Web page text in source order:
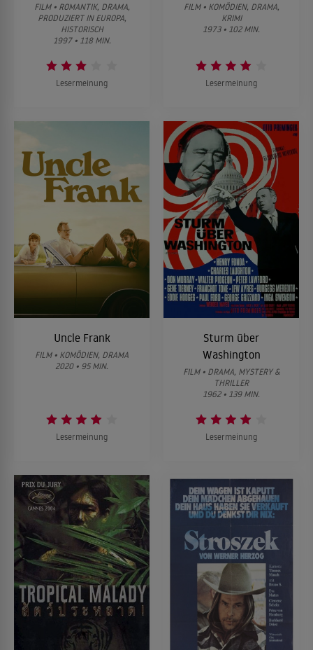
FILM • ROMANTIK, DRAMA,
PRODUZIERT IN EUROPA,
HISTORISCH
1997 • 118 MIN.
Lesermeinung
FILM • KOMÖDIEN, DRAMA,
KRIMI
1973 • 102 MIN.
Lesermeinung
Uncle Frank
FILM • KOMÖDIEN, DRAMA
2020 • 95 MIN.
Lesermeinung
Sturm über
Washington
FILM • DRAMA, MYSTERY &
THRILLER
1962 • 139 MIN.
Lesermeinung